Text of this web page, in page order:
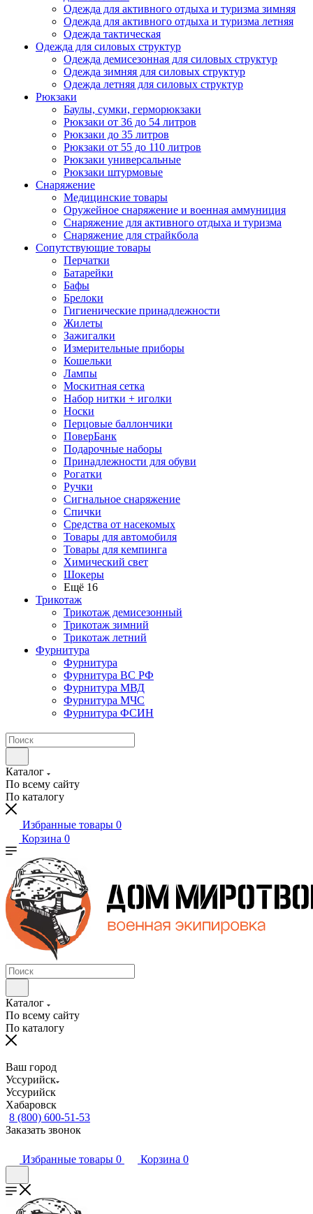
Одежда для активного отдыха и туризма зимняя
Одежда для активного отдыха и туризма летняя
Одежда тактическая
Одежда для силовых структур
Одежда демисезонная для силовых структур
Одежда зимняя для силовых структур
Одежда летняя для силовых структур
Рюкзаки
Баулы, сумки, герморюкзаки
Рюкзаки от 36 до 54 литров
Рюкзаки до 35 литров
Рюкзаки от 55 до 110 литров
Рюкзаки универсальные
Рюкзаки штурмовые
Снаряжение
Медицинские товары
Оружейное снаряжение и военная аммуниция
Снаряжение для активного отдыха и туризма
Снаряжение для страйкбола
Сопутствующие товары
Перчатки
Батарейки
Бафы
Брелоки
Гигиенические принадлежности
Жилеты
Зажигалки
Измерительные приборы
Кошельки
Лампы
Москитная сетка
Набор нитки + иголки
Носки
Перцовые баллончики
ПоверБанк
Подарочные наборы
Принадлежности для обуви
Рогатки
Ручки
Сигнальное снаряжение
Спички
Средства от насекомых
Товары для автомобиля
Товары для кемпинга
Химический свет
Шокеры
Ещё 16
Трикотаж
Трикотаж демисезонный
Трикотаж зимний
Трикотаж летний
Фурнитура
Фурнитура
Фурнитура ВС РФ
Фурнитура МВД
Фурнитура МЧС
Фурнитура ФСИН
Каталог
По всему сайту
По каталогу
Избранные товары 0
Корзина 0
Каталог
По всему сайту
По каталогу
Ваш город
Уссурийск
Уссурийск
Хабаровск
8 (800) 600-51-53
Заказать звонок
Избранные товары 0 Корзина 0